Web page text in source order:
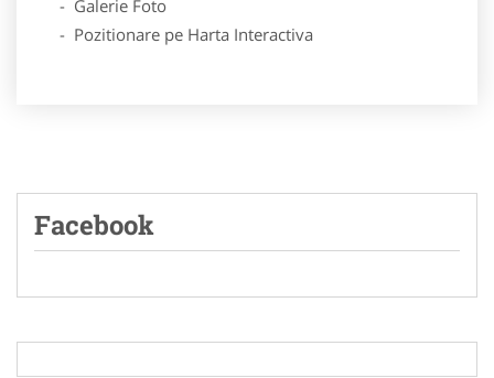
- Galerie Foto
- Pozitionare pe Harta Interactiva
Facebook